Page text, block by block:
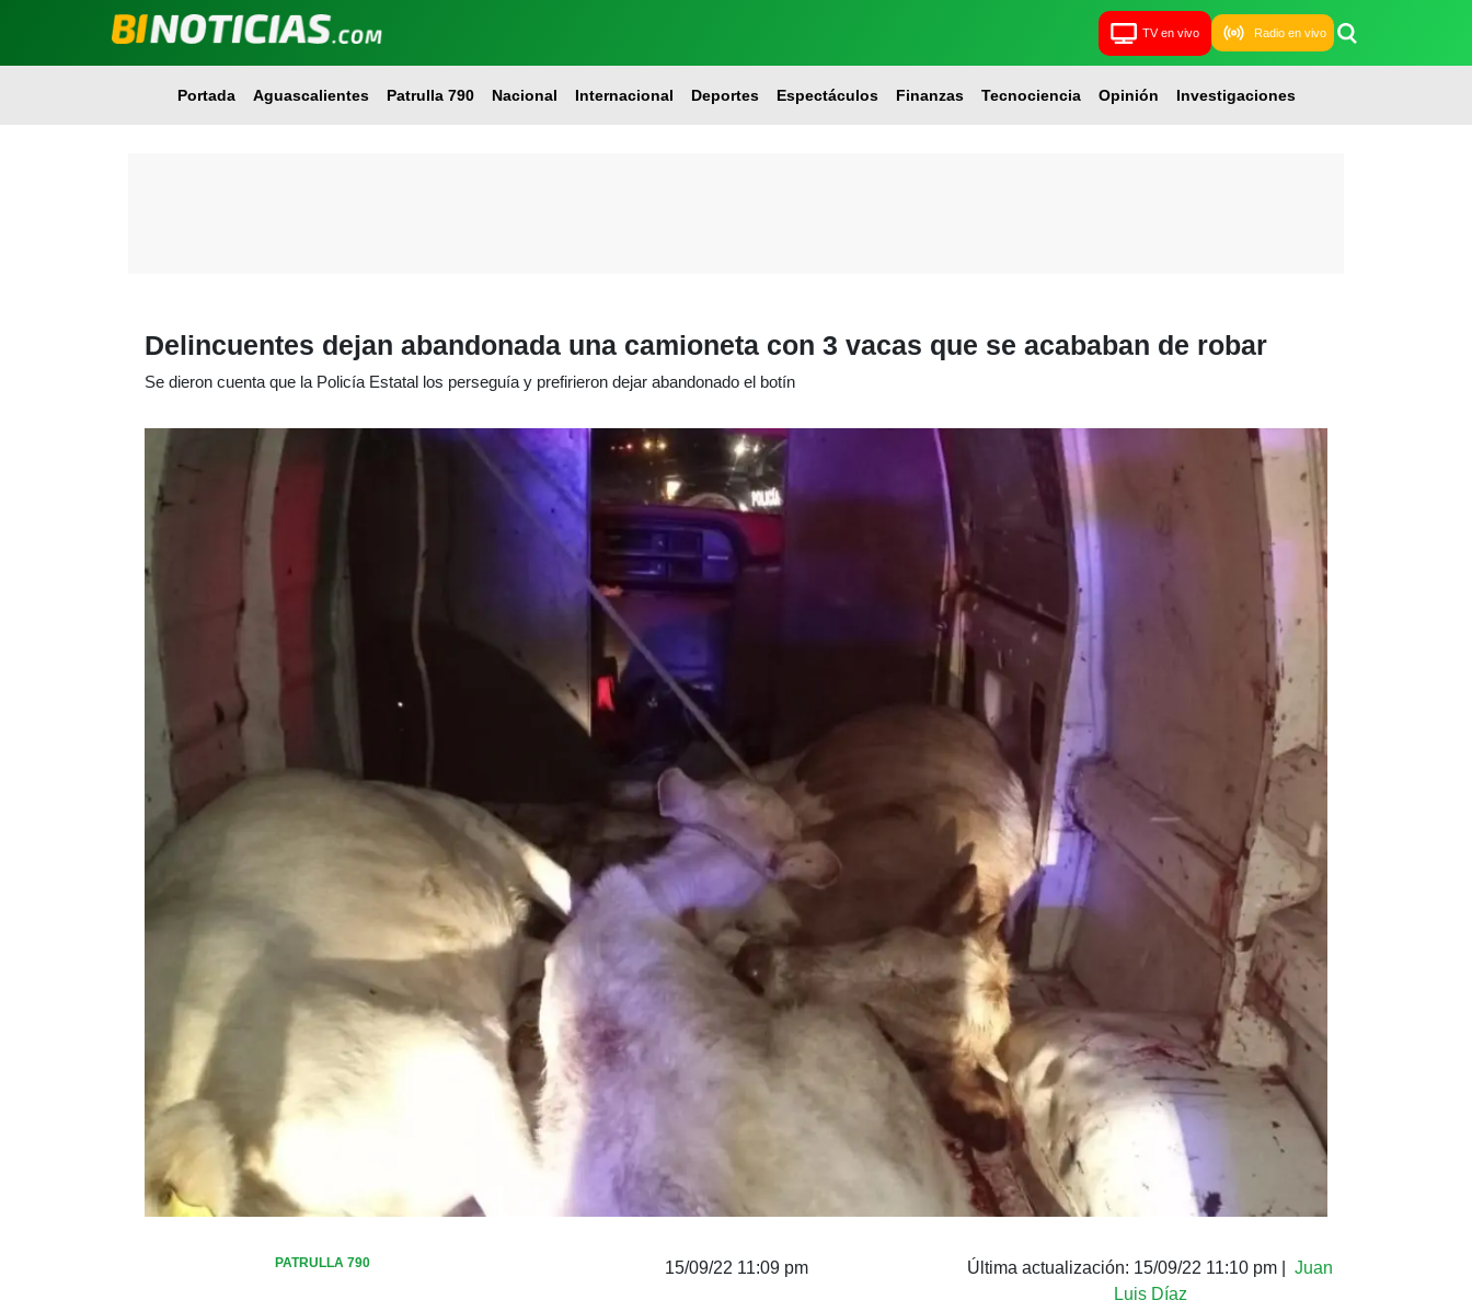
TV en vivo Radio en vivo
Portada Aguascalientes Patrulla 790 Nacional Internacional Deportes Espectáculos Finanzas Tecnociencia Opinión Investigaciones
Delincuentes dejan abandonada una camioneta con 3 vacas que se acababan de robar
Se dieron cuenta que la Policía Estatal los perseguía y prefirieron dejar abandonado el botín
PATRULLA 790 15/09/22 11:09 pm Última actualización: 15/09/22 11:10 pm
Juan
Luis Díaz